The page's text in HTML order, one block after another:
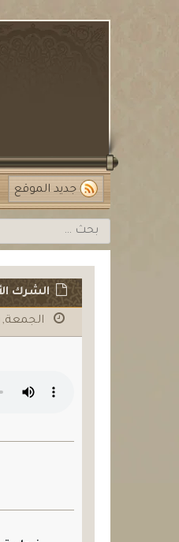
جديد الموقع
لا تغفلوا عن النجاح الحقيقي
البحث
عن:
الشرك
الجمعة,